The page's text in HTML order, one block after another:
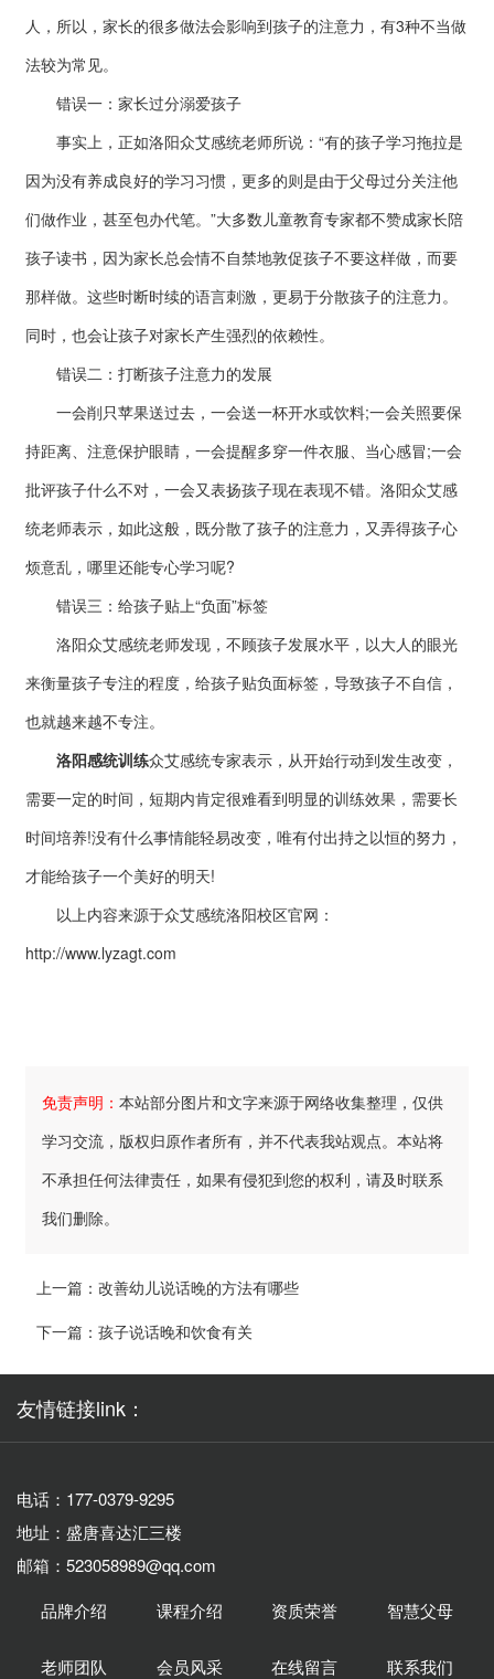
人，所以，家长的很多做法会影响到孩子的注意力，有3种不当做
法较为常见。
错误一：家长过分溺爱孩子
事实上，正如洛阳众艾感统老师所说：“有的孩子学习拖拉是
因为没有养成良好的学习习惯，更多的则是由于父母过分关注他
们做作业，甚至包办代笔。”大多数儿童教育专家都不赞成家长陪
孩子读书，因为家长总会情不自禁地敦促孩子不要这样做，而要
那样做。这些时断时续的语言刺激，更易于分散孩子的注意力。
同时，也会让孩子对家长产生强烈的依赖性。
错误二：打断孩子注意力的发展
一会削只苹果送过去，一会送一杯开水或饮料;一会关照要保
持距离、注意保护眼睛，一会提醒多穿一件衣服、当心感冒;一会
批评孩子什么不对，一会又表扬孩子现在表现不错。洛阳众艾感
统老师表示，如此这般，既分散了孩子的注意力，又弄得孩子心
烦意乱，哪里还能专心学习呢?
错误三：给孩子贴上“负面”标签
洛阳众艾感统老师发现，不顾孩子发展水平，以大人的眼光
来衡量孩子专注的程度，给孩子贴负面标签，导致孩子不自信，
也就越来越不专注。
洛阳感统训练众艾感统专家表示，从开始行动到发生改变，
需要一定的时间，短期内肯定很难看到明显的训练效果，需要长
时间培养!没有什么事情能轻易改变，唯有付出持之以恒的努力，
才能给孩子一个美好的明天!
以上内容来源于众艾感统洛阳校区官网：
http://www.lyzagt.com
免责声明：本站部分图片和文字来源于网络收集整理，仅供
学习交流，版权归原作者所有，并不代表我站观点。本站将
不承担任何法律责任，如果有侵犯到您的权利，请及时联系
我们删除。
上一篇：改善幼儿说话晚的方法有哪些
下一篇：孩子说话晚和饮食有关
友情链接link：
电话：177-0379-9295
地址：盛唐喜达汇三楼
邮箱：523058989@qq.com
品牌介绍
课程介绍
老师团队 会员风采
资质荣誉 智慧父母
在线留言 联系我们